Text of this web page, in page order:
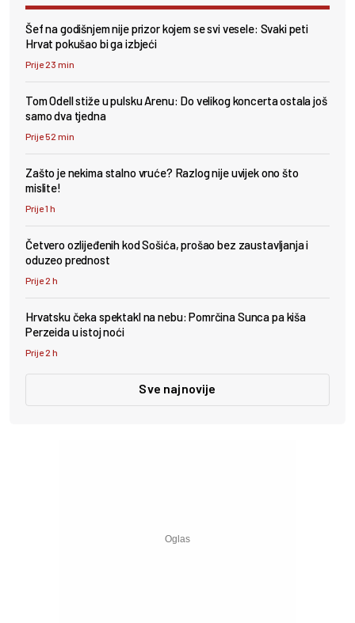
Šef na godišnjem nije prizor kojem se svi vesele: Svaki peti
Hrvat pokušao bi ga izbjeći
Prije 23 min
Tom Odell stiže u pulsku Arenu: Do velikog koncerta ostala još
samo dva tjedna
Prije 52 min
Zašto je nekima stalno vruće? Razlog nije uvijek ono što
mislite!
Prije 1 h
Četvero ozlijeđenih kod Sošića, prošao bez zaustavljanja i
oduzeo prednost
Prije 2 h
Hrvatsku čeka spektakl na nebu: Pomrčina Sunca pa kiša
Perzeida u istoj noći
Prije 2 h
Sve najnovije